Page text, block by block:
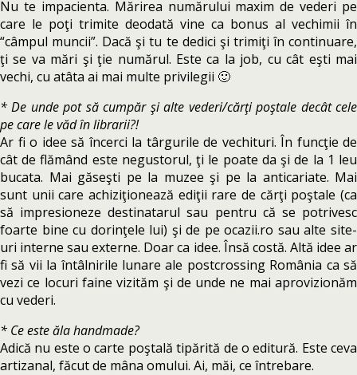
Nu te impacienta. Mărirea numărului maxim de vederi pe
care le poţi trimite deodată vine ca bonus al vechimii în
“câmpul muncii”. Dacă şi tu te dedici şi trimiţi în continuare,
ţi se va mări şi ţie numărul. Este ca la job, cu cât eşti mai
vechi, cu atâta ai mai multe privilegii 🙂
* De unde pot să cumpăr şi alte vederi/cărţi poştale decât cele
pe care le văd în librarii?!
Ar fi o idee să încerci la târgurile de vechituri. În funcţie de
cât de flămând este negustorul, ţi le poate da şi de la 1 leu
bucata. Mai găseşti pe la muzee şi pe la anticariate. Mai
sunt unii care achiziţionează ediţii rare de cărţi poştale (ca
să impresioneze destinatarul sau pentru că se potrivesc
foarte bine cu dorinţele lui) şi de pe ocazii.ro sau alte site-
uri interne sau externe. Doar ca idee. Însă costă. Altă idee ar
fi să vii la întâlnirile lunare ale postcrossing România ca să
vezi ce locuri faine vizităm şi de unde ne mai aprovizionăm
cu vederi.
* Ce este ăla handmade?
Adică nu este o carte poştală tipărită de o editură. Este ceva
artizanal, făcut de mâna omului. Ai, măi, ce întrebare.